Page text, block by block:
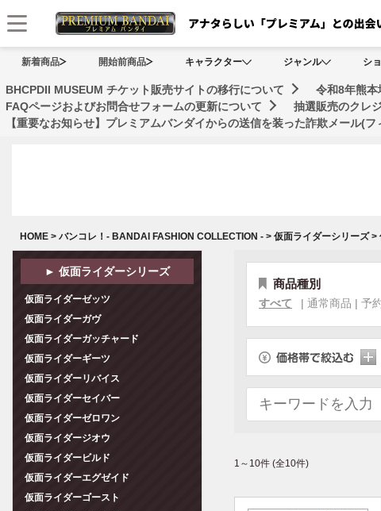
メニュー
新着商品 開始前商品 キャラクター ジャンル シ
BHCPDII MUSEUM チケット販売サイトの移行について 令和8年熊本
FAQページおよびお問合せフォームの更新について
抽選販売のクレ
【重要なお知らせ】プレミアムバンダイからの送信を装った詐欺メール(
HOME > バンコレ！- BANDAI FASHION COLLECTION - > 仮面ライダーシリーズ>
商品種別
すべて | 通常商品 | 予
1～10件 (全10件)
► 仮面ライダーシリーズ
仮面ライダーゼッツ
仮面ライダーガヴ
仮面ライダーガッチャード
仮面ライダーギーツ
仮面ライダーリバイス
仮面ライダーセイバー
仮面ライダーゼロワン
仮面ライダージオウ
仮面ライダービルド
仮面ライダーエグゼイド
仮面ライダーゴースト